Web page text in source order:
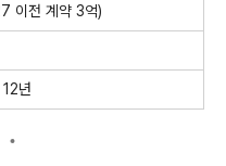
이전 계약 3억)
년